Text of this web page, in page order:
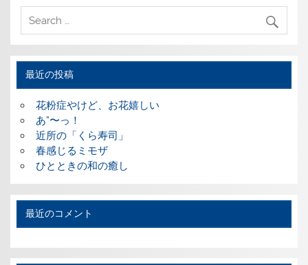
最近の投稿
花粉症やけど、お花嬉しい
あ”〜っ！
近所の「くら寿司」
春感じるミモザ
ひとときの和の癒し
最近のコメント